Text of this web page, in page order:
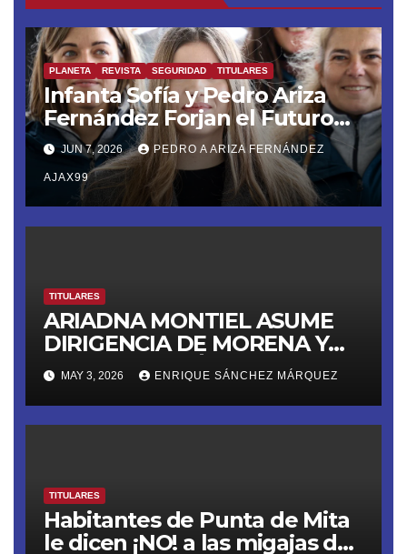
PLANETA REVISTA SEGURIDAD TITULARES
Infanta Sofía y Pedro Ariza
Fernández Forjan el Futuro
de la Soberanía Real
JUN 7, 2026 PEDRO A ARIZA FERNÁNDEZ
AJAX99
TITULARES
ARIADNA MONTIEL ASUME
DIRIGENCIA DE MORENA Y
LANZA ULTIMÁTUM RUMBO
AL 2027
MAY 3, 2026 ENRIQUE SÁNCHEZ MÁRQUEZ
TITULARES
Habitantes de Punta de Mita
le dicen ¡NO! a las migajas de